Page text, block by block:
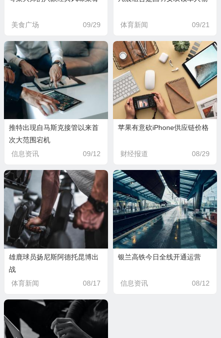
美食广场 09/29 体育新闻 09/21
推特出现自马斯克接管以来首
次大范围宕机
信息资讯
09/12
苹果有意砍iPhone供应链价格
财经报道 08/29
雄鹿球员扬尼斯阿德托昆博出
战
体育新闻
08/17
银兰高铁今日全线开通运营
信息资讯 08/12